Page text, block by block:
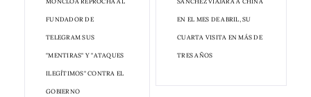
FUNDADOR DE
TELEGRAM SUS
"MENTIRAS" Y "ATAQUES
ILEGÍTIMOS" CONTRA EL
GOBIERNO
EN EL MES DE ABRIL, SU
CUARTA VISITA EN MÁS DE
TRES AÑOS